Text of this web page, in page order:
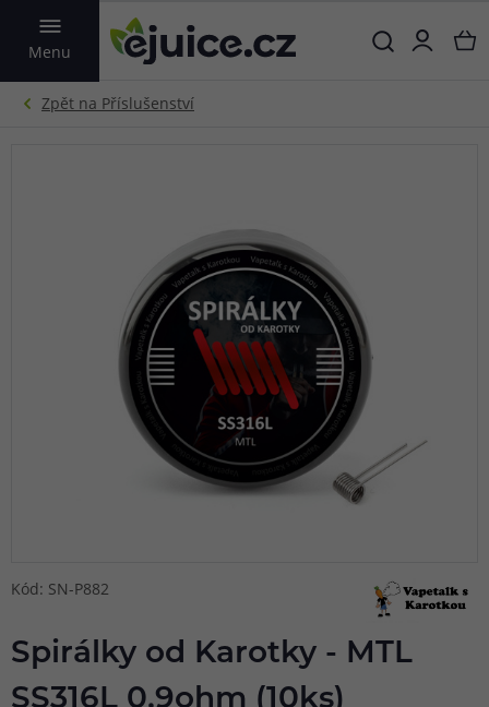
Menu
VYHLEDAT
Kód: SN-P882
Spirálky od Karotky - MTL
SS316L 0,9ohm (10ks)